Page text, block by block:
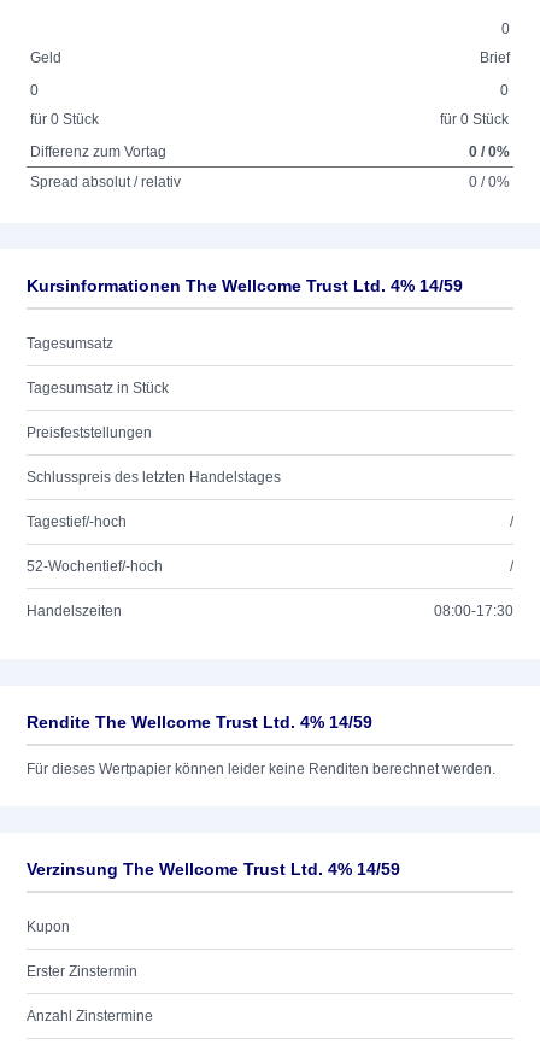
0
Geld
Brief
0
für 0 Stück
0
für 0 Stück
Differenz zum Vortag
0 / 0%
Spread absolut / relativ
0 / 0%
Kursinformationen The Wellcome Trust Ltd. 4% 14/59
Tagesumsatz
Tagesumsatz in Stück
Preisfeststellungen
Schlusspreis des letzten Handelstages
Tagestief/-hoch /
52-Wochentief/-hoch /
Handelszeiten 08:00-17:30
Rendite The Wellcome Trust Ltd. 4% 14/59
Für dieses Wertpapier können leider keine Renditen berechnet werden.
Verzinsung The Wellcome Trust Ltd. 4% 14/59
Kupon
Erster Zinstermin
Anzahl Zinstermine